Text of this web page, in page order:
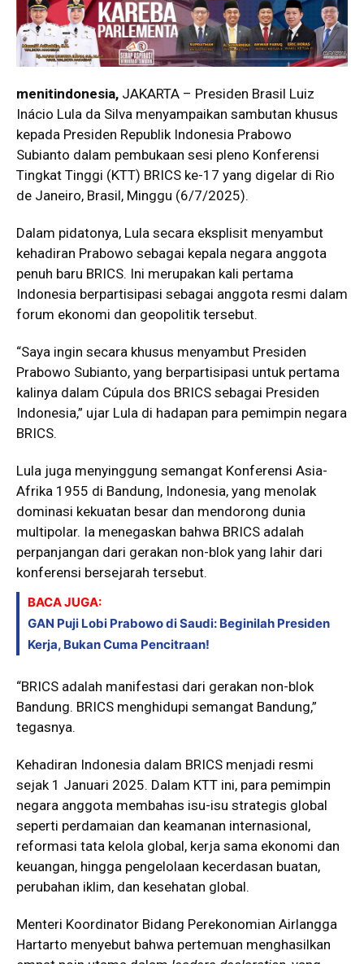
menitindonesia, JAKARTA – Presiden Brasil Luiz
Inácio Lula da Silva menyampaikan sambutan khusus
kepada Presiden Republik Indonesia Prabowo
Subianto dalam pembukaan sesi pleno Konferensi
Tingkat Tinggi (KTT) BRICS ke-17 yang digelar di Rio
de Janeiro, Brasil, Minggu (6/7/2025).
Dalam pidatonya, Lula secara eksplisit menyambut
kehadiran Prabowo sebagai kepala negara anggota
penuh baru BRICS. Ini merupakan kali pertama
Indonesia berpartisipasi sebagai anggota resmi dalam
forum ekonomi dan geopolitik tersebut.
“Saya ingin secara khusus menyambut Presiden
Prabowo Subianto, yang berpartisipasi untuk pertama
kalinya dalam Cúpula dos BRICS sebagai Presiden
Indonesia,” ujar Lula di hadapan para pemimpin negara
BRICS.
Lula juga menyinggung semangat Konferensi Asia-
Afrika 1955 di Bandung, Indonesia, yang menolak
dominasi kekuatan besar dan mendorong dunia
multipolar. Ia menegaskan bahwa BRICS adalah
perpanjangan dari gerakan non-blok yang lahir dari
konferensi bersejarah tersebut.
BACA JUGA:
GAN Puji Lobi Prabowo di Saudi: Beginilah Presiden
Kerja, Bukan Cuma Pencitraan!
“BRICS adalah manifestasi dari gerakan non-blok
Bandung. BRICS menghidupi semangat Bandung,”
tegasnya.
Kehadiran Indonesia dalam BRICS menjadi resmi
sejak 1 Januari 2025. Dalam KTT ini, para pemimpin
negara anggota membahas isu-isu strategis global
seperti perdamaian dan keamanan internasional,
reformasi tata kelola global, kerja sama ekonomi dan
keuangan, hingga pengelolaan kecerdasan buatan,
perubahan iklim, dan kesehatan global.
Menteri Koordinator Bidang Perekonomian Airlangga
Hartarto menyebut bahwa pertemuan menghasilkan